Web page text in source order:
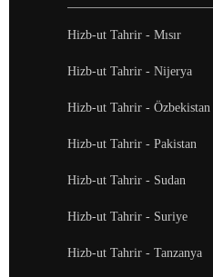
Hizb-ut Tahrir - Mısır
Hizb-ut Tahrir - Nijerya
Hizb-ut Tahrir - Özbekistan
Hizb-ut Tahrir - Pakistan
Hizb-ut Tahrir - Sudan
Hizb-ut Tahrir - Suriye
Hizb-ut Tahrir - Tanzanya